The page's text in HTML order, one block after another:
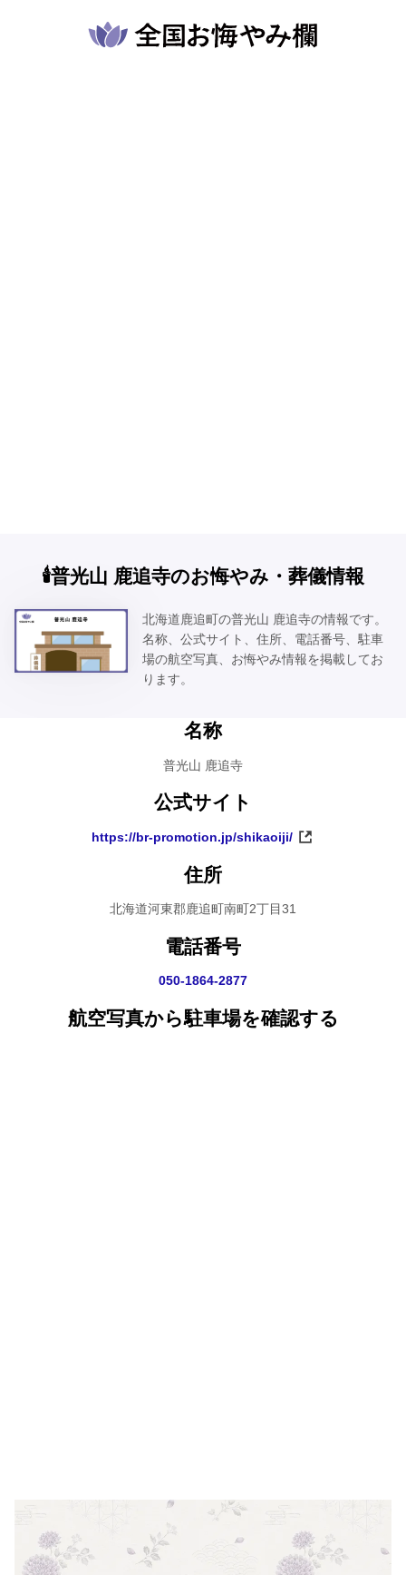
🕯️普光山 鹿追寺のお悔やみ・葬儀情報
北海道鹿追町の普光山 鹿追寺の情報です。
名称、公式サイト、住所、電話番号、駐車
場の航空写真、お悔やみ情報を掲載してお
ります。
名称
普光山 鹿追寺
公式サイト
https://br-promotion.jp/shikaoiji/
住所
北海道河東郡鹿追町南町2丁目31
電話番号
050-1864-2877
航空写真から駐車場を確認する